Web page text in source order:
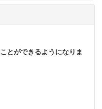
ことができるようになりま